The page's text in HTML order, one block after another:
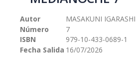
imágenes
Autor
MASAKUNI IGARASHI
Número
7
ISBN
979-10-433-0689-1
Fecha Salida 16/07/2026